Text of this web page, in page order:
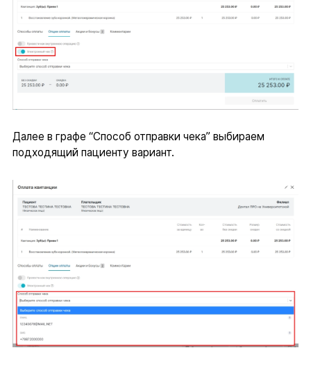
Далее в графе “Способ отправки чека” выбираем
подходящий пациенту вариант.